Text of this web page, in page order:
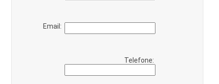
Email:
Telefone: